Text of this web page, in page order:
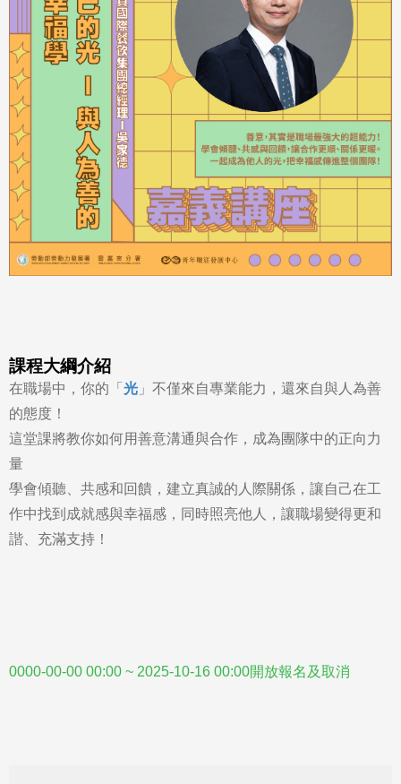
課程大綱介紹
在職場中，你的「 光 」不僅來自專業能力，還來自與人為善
的態度！
這堂課將教你如何用善意溝通與合作，成為團隊中的正向力
量
學會傾聽、共感和回饋，建立真誠的人際關係，讓自己在工
作中找到成就感與幸福感，同時照亮他人，讓職場變得更和
諧、充滿支持！
0000-00-00 00:00 ~ 2025-10-16 00:00開放報名及取消